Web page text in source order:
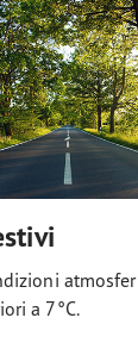
a 7°C.